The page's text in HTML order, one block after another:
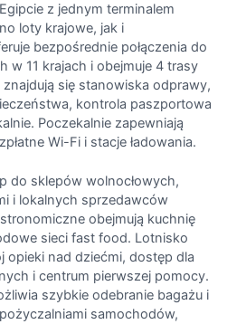
z jednym terminalem
loty krajowe, jak i
bezpośrednie połączenia do
w 11 krajach i obejmuje 4 trasy
się stanowiska odprawy,
kontrola paszportowa
Poczekalnie zapewniają
Wi-Fi i stacje ładowania.
do sklepów wolnocłowych,
i lokalnych sprzedawców
obejmują kuchnię
sieci fast food. Lotnisko
opieki nad dziećmi, dostęp dla
i centrum pierwszej pomocy.
szybkie odebranie bagażu i
samochodów,